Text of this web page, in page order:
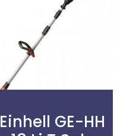
Einhell GE-HH